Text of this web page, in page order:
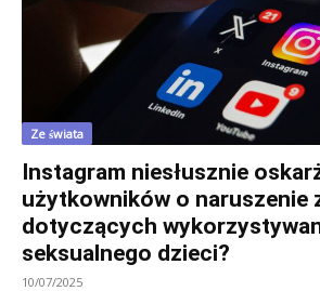
Ze świata
Instagram niesłusznie
użytkowników o naruszenie
dotyczących
seksualnego dzieci?
10/07/2025